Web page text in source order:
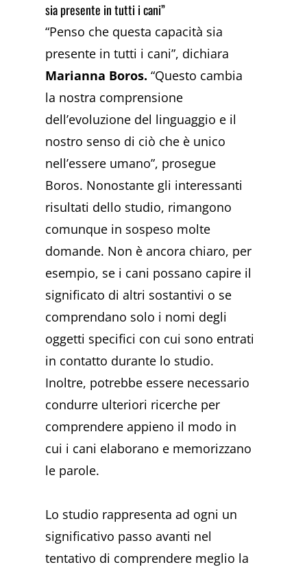
sia presente in tutti i cani”
“Penso che questa capacità sia
presente in tutti i cani”, dichiara
Marianna Boros. “Questo cambia
la nostra comprensione
dell’evoluzione del linguaggio e il
nostro senso di ciò che è unico
nell’essere umano”, prosegue
Boros. Nonostante gli interessanti
risultati dello studio, rimangono
comunque in sospeso molte
domande. Non è ancora chiaro, per
esempio, se i cani possano capire il
significato di altri sostantivi o se
comprendano solo i nomi degli
oggetti specifici con cui sono entrati
in contatto durante lo studio.
Inoltre, potrebbe essere necessario
condurre ulteriori ricerche per
comprendere appieno il modo in
cui i cani elaborano e memorizzano
le parole.
Lo studio rappresenta ad ogni un
significativo passo avanti nel
tentativo di comprendere meglio la